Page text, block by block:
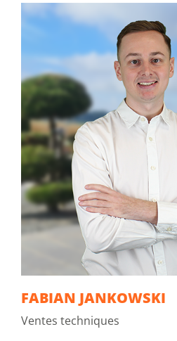
FABIAN JANKOWSKI
Ventes techniques